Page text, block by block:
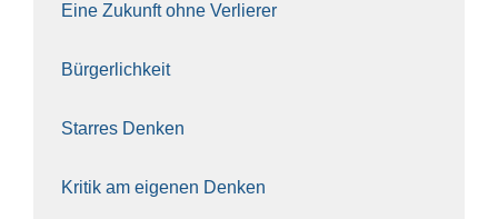
Eine Zukunft ohne Ver­lie­rer
Bür­ger­lich­keit
Star­res Den­ken
Kri­tik am eige­nen Den­ken